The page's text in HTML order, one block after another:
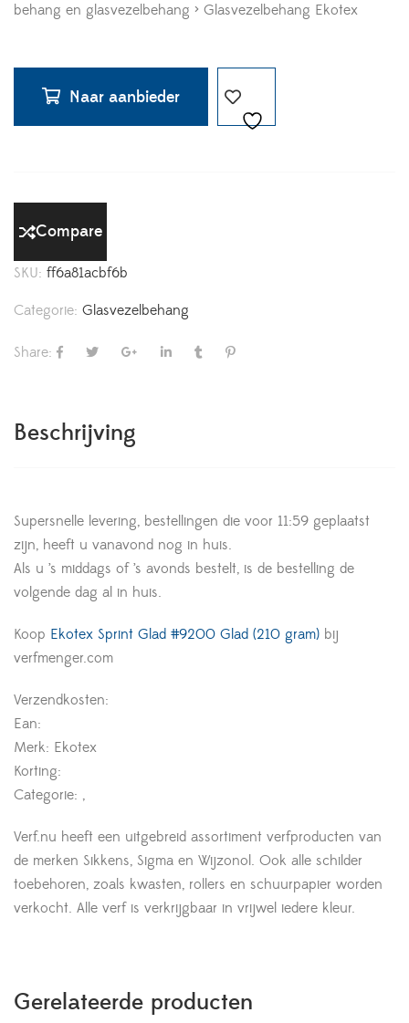
behang en glasvezelbehang > Glasvezelbehang Ekotex
Naar aanbieder
Compare
SKU: ff6a81acbf6b
Categorie: Glasvezelbehang
Share:
Beschrijving
Supersnelle levering, bestellingen die voor 11:59 geplaatst
zijn, heeft u vanavond nog in huis.
Als u ’s middags of ’s avonds bestelt, is de bestelling de
volgende dag al in huis.
Koop Ekotex Sprint Glad #9200 Glad (210 gram) bij
verfmenger.com
Verzendkosten:
Ean:
Merk: Ekotex
Korting:
Categorie: ,
Verf.nu heeft een uitgebreid assortiment verfproducten van
de merken Sikkens, Sigma en Wijzonol. Ook alle schilder
toebehoren, zoals kwasten, rollers en schuurpapier worden
verkocht. Alle verf is verkrijgbaar in vrijwel iedere kleur.
Gerelateerde producten